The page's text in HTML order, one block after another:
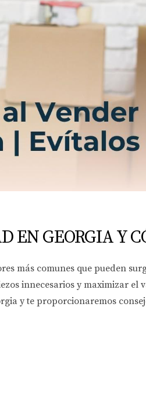
EN GEORGIA Y
más comunes que pueden
innecesarios y maximizar el
y te proporcionaremos